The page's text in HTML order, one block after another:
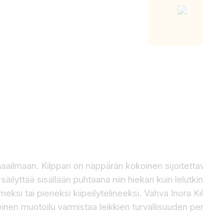
Kilppari on näppärän kokoinen
sisällään puhtaana niin hiekan kuin
tai pieneksi kiipeilytelineeksi. Vahva Inora
muotoilu varmistaa leikkien turvallisuuden